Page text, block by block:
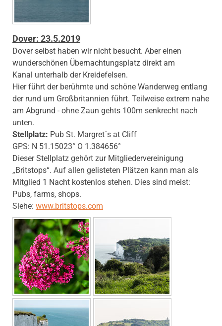
Dover: 23.5.2019
Dover selbst haben wir nicht besucht. Aber einen
wunderschönen Übernachtungsplatz direkt am
Kanal unterhalb der Kreidefelsen.
Hier führt der berühmte und schöne Wanderweg entlang
der rund um Großbritannien führt. Teilweise extrem nahe
am Abgrund - ohne Zaun gehts 100m senkrecht nach
unten.
Stellplatz: Pub St. Margret´s at Cliff
GPS: N 51.15023° O 1.384656°
Dieser Stellplatz gehört zur Mitgliedervereinigung
„Britstops“. Auf allen gelisteten Plätzen kann man als
Mitglied 1 Nacht kostenlos stehen. Dies sind meist:
Pubs, farms, shops.
Siehe: www.britstops.com